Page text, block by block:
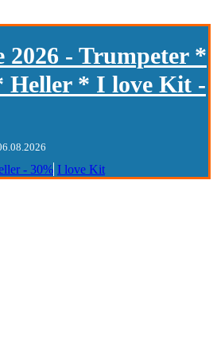
2026 - Trumpeter *
Heller * I love Kit -
- 30% I love Kit